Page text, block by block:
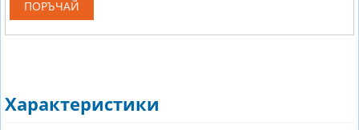
ПОРЪЧАЙ
Характеристики